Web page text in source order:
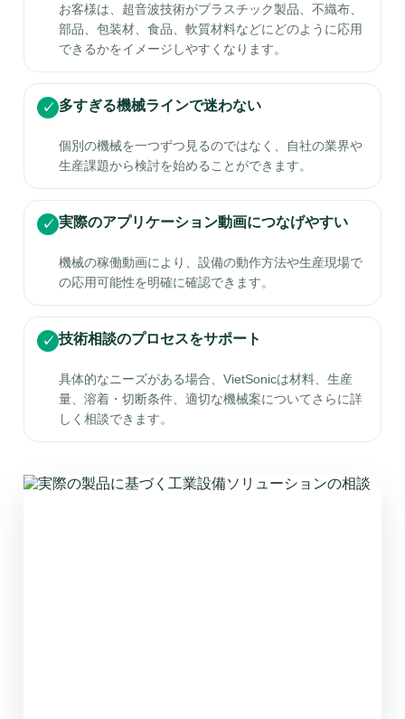
お客様は、超音波技術がプラスチック製品、不織布、
部品、包装材、食品、軟質材料などにどのように応用
できるかをイメージしやすくなります。
✓ 多すぎる機械ラインで迷わない
個別の機械を一つずつ見るのではなく、自社の業界や
生産課題から検討を始めることができます。
✓ 実際のアプリケーション動画につなげやすい
機械の稼働動画により、設備の動作方法や生産現場で
の応用可能性を明確に確認できます。
✓ 技術相談のプロセスをサポート
具体的なニーズがある場合、VietSonicは材料、生産
量、溶着・切断条件、適切な機械案についてさらに詳
しく相談できます。